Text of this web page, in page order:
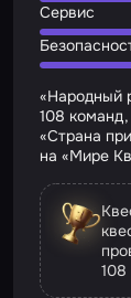
Сервис
«Народный
108
«Страна
на «Мире